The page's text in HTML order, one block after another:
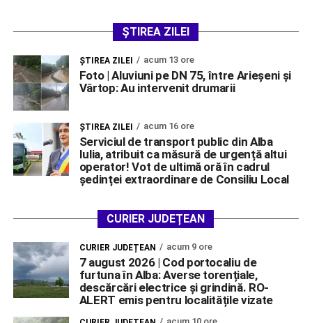
ȘTIREA ZILEI
ŞTIREA ZILEI acum 13 ore
Foto | Aluviuni pe DN 75, între Arieșeni și
Vârtop: Au intervenit drumarii
ŞTIREA ZILEI acum 16 ore
Serviciul de transport public din Alba
Iulia, atribuit ca măsură de urgență altui
operator! Vot de ultimă oră în cadrul
ședinței extraordinare de Consiliu Local
CURIER JUDEȚEAN
CURIER JUDEȚEAN acum 9 ore
7 august 2026 | Cod portocaliu de
furtuna în Alba: Averse torențiale,
descărcări electrice și grindină. RO-
ALERT emis pentru localitățile vizate
acum 10 ore